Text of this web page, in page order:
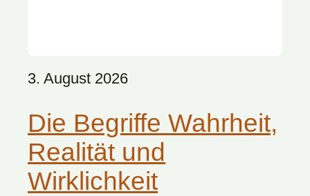
3. August 2026
Die Begriffe Wahrheit,
Realität und
Wirklichkeit